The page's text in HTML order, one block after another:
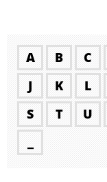
A B C
J
K L
S
T U